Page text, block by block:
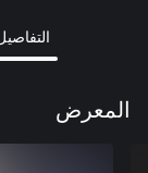
المعرض